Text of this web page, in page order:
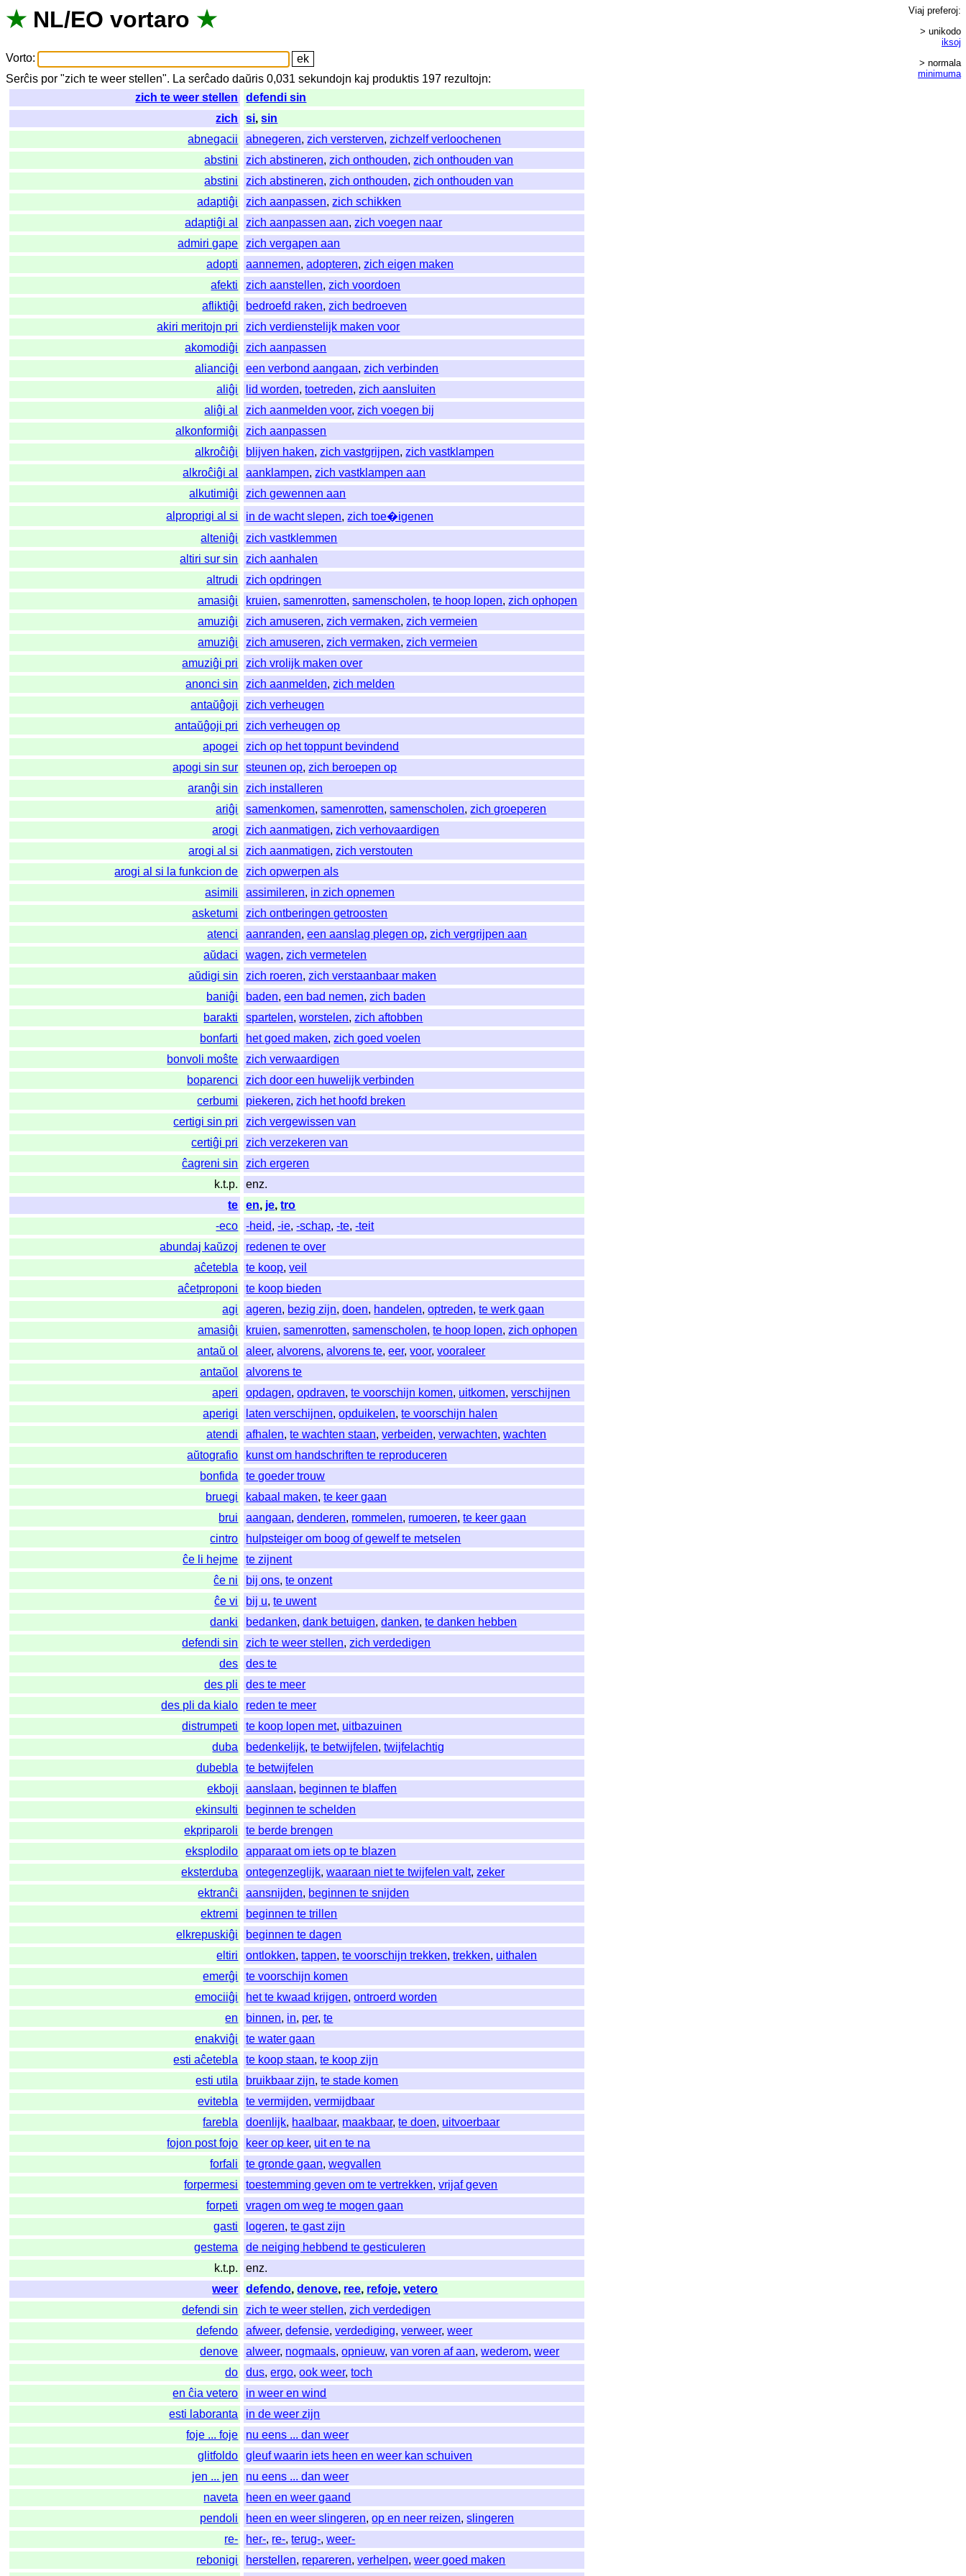
★ NL/EO vortaro ★
Vorto:
Serĉis por "zich te weer stellen". La serĉado daŭris 0,031sekundojn kaj produktis 197 rezultojn:
zich te weer stellen
defendi sin
zich
si,sin
abnegacii
abnegeren,zich versterven,zichzelf verloochenen
abstini
zich abstineren,zich onthouden,zich onthouden van
abstini
zich abstineren,zich onthouden,zich onthouden van
adaptiĝi
zich aanpassen,zich schikken
adaptiĝi al
zich aanpassen aan,zich voegen naar
admiri gape
zich vergapen aan
adopti
aannemen,adopteren,zich eigen maken
afekti
zich aanstellen,zich voordoen
afliktiĝi
bedroefd raken,zich bedroeven
akiri meritojn pri
zich verdienstelijk maken voor
akomodiĝi
zich aanpassen
alianciĝi
een verbond aangaan,zich verbinden
aliĝi
lid worden,toetreden,zich aansluiten
aliĝi al
zich aanmelden voor,zich voegen bij
alkonformiĝi
zich aanpassen
alkroĉiĝi
blijven haken,zich vastgrijpen,zich vastklampen
alkroĉiĝi al
aanklampen,zich vastklampen aan
alkutimiĝi
zich gewennen aan
alproprigi al si
in de wacht slepen,zich toe�igenen
alteniĝi
zich vastklemmen
altiri sur sin
zich aanhalen
altrudi
zich opdringen
amasiĝi
kruien,samenrotten,samenscholen,te hoop lopen,zich ophopen
amuziĝi
zich amuseren,zich vermaken,zich vermeien
amuziĝi
zich amuseren,zich vermaken,zich vermeien
amuziĝi pri
zich vrolijk maken over
anonci sin
zich aanmelden,zich melden
antaŭĝoji
zich verheugen
antaŭĝoji pri
zich verheugen op
apogei
zich op het toppunt bevindend
apogi sin sur
steunen op,zich beroepen op
aranĝi sin
zich installeren
ariĝi
samenkomen,samenrotten,samenscholen,zich groeperen
arogi
zich aanmatigen,zich verhovaardigen
arogi al si
zich aanmatigen,zich verstouten
arogi al si la funkcion de
zich opwerpen als
asimili
assimileren, in zich opnemen
asketumi
zich ontberingen getroosten
atenci
aanranden,een aanslag plegen op,zich vergrijpen aan
aŭdaci
wagen,zich vermetelen
aŭdigi sin
zich roeren,zich verstaanbaar maken
baniĝi
baden,een bad nemen,zich baden
barakti
spartelen,worstelen,zich aftobben
bonfarti
het goed maken,zich goed voelen
bonvoli moŝte
zich verwaardigen
boparenci
zich door een huwelijk verbinden
cerbumi
piekeren,zich het hoofd breken
certigi sin pri
zich vergewissen van
certiĝi pri
zich verzekeren van
ĉagreni sin
zich ergeren
k.t.p.
enz.
te
en, je,tro
-eco
-heid,-ie,-schap,-te,-teit
abundaj kaŭzoj
redenen te over
aĉetebla
te koop,veil
aĉetproponi
te koop bieden
agi
ageren, bezig zijn,doen, handelen,optreden,te werk gaan
amasiĝi
kruien,samenrotten,samenscholen,te hoop lopen,zich ophopen
antaŭ ol
aleer,alvorens,alvorens te,eer,voor,vooraleer
antaŭol
alvorens te
aperi
opdagen,opdraven,te voorschijn komen, uitkomen,verschijnen
aperigi
laten verschijnen,opduikelen,te voorschijn halen
atendi
afhalen,te wachten staan,verbeiden,verwachten,wachten
aŭtografio
kunst om handschriften te reproduceren
bonfida
te goeder trouw
bruegi
kabaal maken,te keer gaan
brui
aangaan,denderen, rommelen, rumoeren,te keer gaan
cintro
hulpsteiger om boog of gewelf te metselen
ĉe li hejme
te zijnent
ĉe ni
bij ons,te onzent
ĉe vi
bij u,te uwent
danki
bedanken,dank betuigen,danken,te danken hebben
defendi sin
zich te weer stellen,zich verdedigen
des
des te
des pli
des te meer
des pli da kialo
reden te meer
distrumpeti
te koop lopen met, uitbazuinen
duba
bedenkelijk,te betwijfelen,twijfelachtig
dubebla
te betwijfelen
ekboji
aanslaan, beginnen te blaffen
ekinsulti
beginnen te schelden
ekpriparoli
te berde brengen
eksplodilo
apparaat om iets op te blazen
eksterduba
ontegenzeglijk,waaraan niet te twijfelen valt,zeker
ektranĉi
aansnijden, beginnen te snijden
ektremi
beginnen te trillen
elkrepuskiĝi
beginnen te dagen
eltiri
ontlokken,tappen,te voorschijn trekken,trekken, uithalen
emerĝi
te voorschijn komen
emociiĝi
het te kwaad krijgen,ontroerd worden
en
binnen, in, per,te
enakviĝi
te water gaan
esti aĉetebla
te koop staan,te koop zijn
esti utila
bruikbaar zijn,te stade komen
evitebla
te vermijden,vermijdbaar
farebla
doenlijk, haalbaar, maakbaar,te doen, uitvoerbaar
fojon post fojo
keer op keer, uit en te na
forfali
te gronde gaan,wegvallen
forpermesi
toestemming geven om te vertrekken,vrijaf geven
forpeti
vragen om weg te mogen gaan
gasti
logeren,te gast zijn
gestema
de neiging hebbend te gesticuleren
k.t.p.
enz.
weer
defendo,denove, ree, refoje,vetero
defendi sin
zich te weer stellen,zich verdedigen
defendo
afweer,defensie,verdediging,verweer,weer
denove
alweer, nogmaals,opnieuw,van voren af aan,wederom,weer
do
dus,ergo,ook weer,toch
en ĉia vetero
in weer en wind
esti laboranta
in de weer zijn
foje ... foje
nu eens ... dan weer
glitfoldo
gleuf waarin iets heen en weer kan schuiven
jen ... jen
nu eens ... dan weer
naveta
heen en weer gaand
pendoli
heen en weer slingeren,op en neer reizen,slingeren
re-
her-, re-,terug-,weer-
rebonigi
herstellen, repareren,verhelpen,weer goed maken
Viaj preferoj:
> unikodo
iksoj
> normala
minimuma